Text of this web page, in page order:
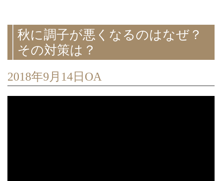
秋に調子が悪くなるのはなぜ？
その対策は？
2018年9月14日OA